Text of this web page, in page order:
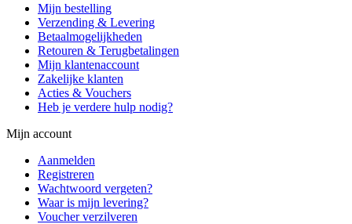
Mijn bestelling
Verzending & Levering
Betaalmogelijkheden
Retouren & Terugbetalingen
Mijn klantenaccount
Zakelijke klanten
Acties & Vouchers
Heb je verdere hulp nodig?
Mijn account
Aanmelden
Registreren
Wachtwoord vergeten?
Waar is mijn levering?
Voucher verzilveren